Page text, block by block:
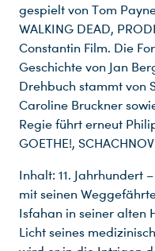
gespielt von Tom
WALKING DEAD,
Constantin Film. Die
Geschichte von Jan
Drehbuch stammt von
Caroline Bruckner
Regie führt erneut
GOETHE!,
Inhalt: 11. Jahrhundert
mit seinen
Isfahan in seiner alten
Licht seines